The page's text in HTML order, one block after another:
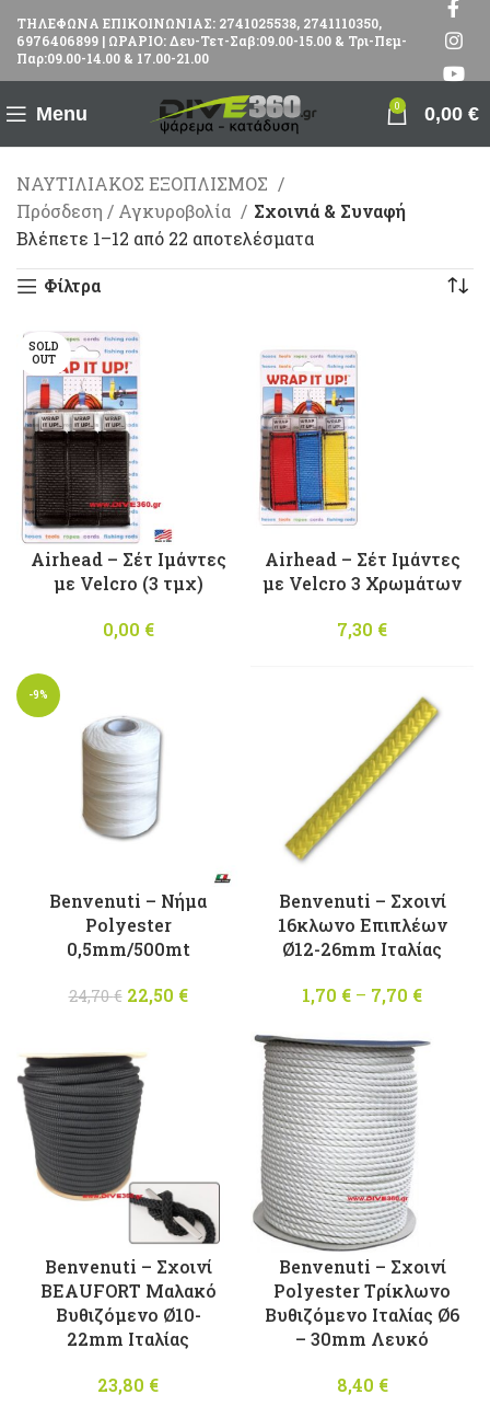
ΤΗΛΕΦΩΝΑ ΕΠΙΚΟΙΝΩΝΙΑΣ: 2741025538, 2741110350,
6976406899 | ΩΡΑΡΙΟ: Δευ-Τετ-Σαβ:09.00-15.00 & Τρι-Πεμ-
Παρ:09.00-14.00 & 17.00-21.00
Menu 0 0,00 €
ΝΑΥΤΙΛΙΑΚΟΣ ΕΞΟΠΛΙΣΜΟΣ
Πρόσδεση / Αγκυροβολία
Σχοινιά & Συναφή
Βλέπετε 1–12 από 22 αποτελέσματα
Φίλτρα
SOLD
OUT
Airhead – Σέτ Ιμάντες
με Velcro (3 τμχ)
0,00 €
Airhead – Σέτ Ιμάντες
με Velcro 3 Χρωμάτων
7,30 €
-9%
Benvenuti – Νήμα
Polyester
0,5mm/500mt
24,70€
Original
22,50 €
Benvenuti – Σχοινί
16κλωνο Επιπλέων
Ø12-26mm Ιταλίας
1,70 € – 7,70 €
Benvenuti – Σχοινί
BEAUFORT Μαλακό
Βυθιζόμενο Ø10-
22mm Ιταλίας
23,80 €
Benvenuti – Σχοινί
Polyester Tρίκλωνο
Βυθιζόμενο Ιταλίας Ø6
– 30mm Λευκό
8,40 €